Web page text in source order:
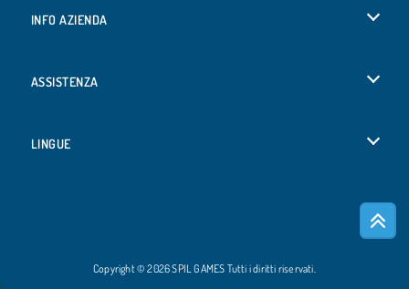
INFO AZIENDA
ASSISTENZA
LINGUE
Copyright © 2026 SPIL GAMES Tutti i diritti riservati.